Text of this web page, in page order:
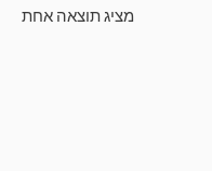
מציג תוצאה אחת